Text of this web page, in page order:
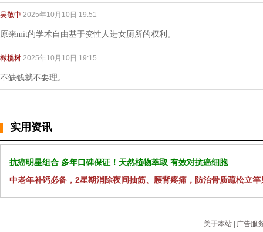
吴敬中 2025年10月10日 19:51
原来mit的学术自由基于变性人进女厕所的权利。
橄榄树 2025年10月10日 19:15
不缺钱就不要理。
实用资讯
抗癌明星组合 多年口碑保证！天然植物萃取 有效对抗癌细胞
中老年补钙必备，2星期消除夜间抽筋、腰背疼痛，防治骨质疏松立竿
关于本站
广告服